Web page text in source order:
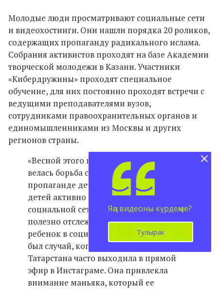
Молодые люди просматривают социальные сети
и видеохостинги. Они нашли порядка 20 роликов,
содержащих пропаганду радикального ислама.
Собрания активистов проходят на базе Академии
творческой молодежи в Казани. Участники
«Кибердружины» проходят специальное
обучение, для них постоянно проходят встречи с
ведущими преподавателями вузов,
сотрудниками правоохранительных органов и
единомышленниками из Москвы и других
регионов страны.
«Весной этого года нами активно
велась борьба с вредоносной волной по
пропаганде детского суицида, когда
детей активно вербовали в некую игру в
социальной сети. Родителям было бы
полезно отслеживать, с кем общается их
ребенок в социальных сетях. Недавно
был случай, когда школьница из
Татарстана часто выходила в прямой
эфир в Инстаграме. Она привлекла
внимание маньяка, который ее
Яңа видеоны күрдеңме?
Тулырак